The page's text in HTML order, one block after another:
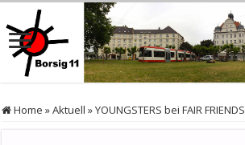
Home »Aktuell »YOUNGSTERS bei FAIR FRIENDS